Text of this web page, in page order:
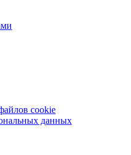
cookie
данных